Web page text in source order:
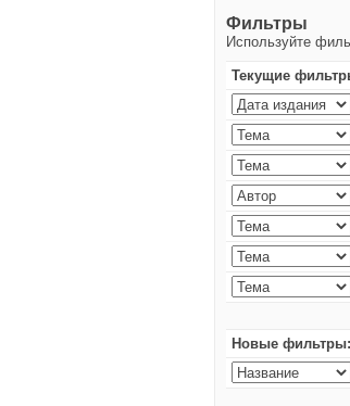
Фильтры
Используйте
Текущие
Новые фильтры: